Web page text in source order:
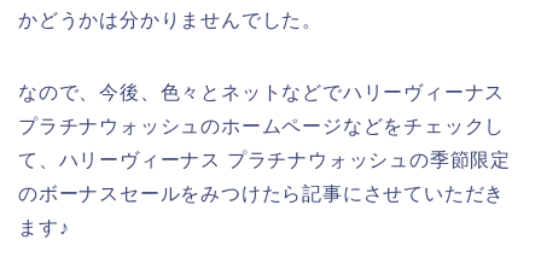
かどうかは分かりませんでした。
なので、今後、色々とネットなどでハリーヴィーナス
プラチナウォッシュのホームページなどをチェックし
て、ハリーヴィーナス プラチナウォッシュの季節限定
のボーナスセールをみつけたら記事にさせていただき
ます♪